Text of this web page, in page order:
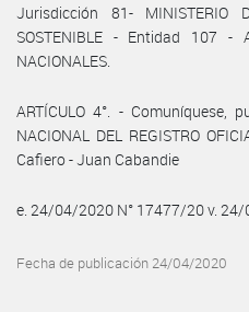
Jurisdicción 81- MINISTERIO
SOSTENIBLE - Entidad 107 -
NACIONALES.
ARTÍCULO 4°. - Comuníquese,
NACIONAL DEL REGISTRO
Cafiero - Juan Cabandie
e. 24/04/2020 N° 17477/20 v.
Fecha de publicación 24/04/2020